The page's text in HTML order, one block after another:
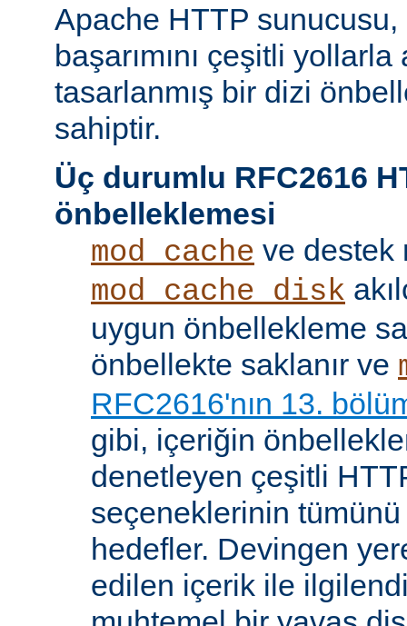
Apache HTTP
başarımını çeşitli
tasarlanmış bir dizi
sahiptir.
Üç durumlu RFC2616
önbelleklemesi
mod_cache ve destek
mod_cache_disk
uygun önbellekleme
önbellekte saklanır ve
RFC2616'nın 13.
gibi, içeriğin
denetleyen çeşitli
seçeneklerinin tümünü
hedefler. Devingen
edilen içerik ile